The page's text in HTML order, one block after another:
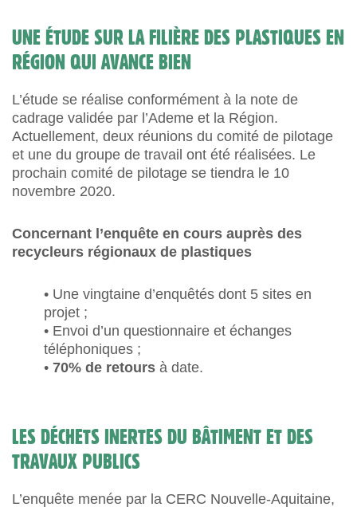
UNE ÉTUDE SUR LA FILIÈRE DES PLASTIQUES EN
RÉGION QUI AVANCE BIEN
L’étude se réalise conformément à la note de
cadrage validée par l’Ademe et la Région.
Actuellement, deux réunions du comité de pilotage
et une du groupe de travail ont été réalisées. Le
prochain comité de pilotage se tiendra le 10
novembre 2020.
Concernant l’enquête en cours auprès des
recycleurs régionaux de plastiques
• Une vingtaine d’enquêtés dont 5 sites en
projet ;
• Envoi d’un questionnaire et échanges
téléphoniques ;
• 70% de retours à date.
LES DÉCHETS INERTES DU BÂTIMENT ET DES
TRAVAUX PUBLICS
L’enquête menée par la CERC Nouvelle-Aquitaine,